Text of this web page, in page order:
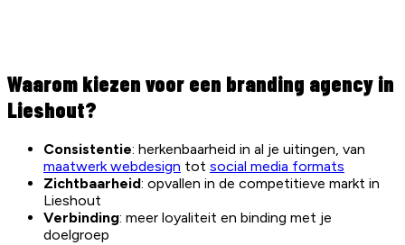
Waarom kiezen voor een branding agency in
Lieshout?
Consistentie: herkenbaarheid in al je uitingen, van
maatwerk webdesign tot social media formats
Zichtbaarheid: opvallen in de competitieve markt in
Lieshout
Verbinding: meer loyaliteit en binding met je
doelgroep